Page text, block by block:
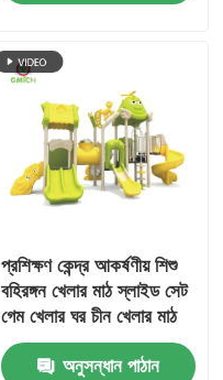
প্রশিক্ষণ কেন্দ্র আকর্ষণীয় শিশু
বহিরঙ্গন খেলার মাঠ স্লাইড সেট
গেম খেলার ঘর চীন খেলার মাঠ
কারখানা
অনুসন্ধান পাঠান